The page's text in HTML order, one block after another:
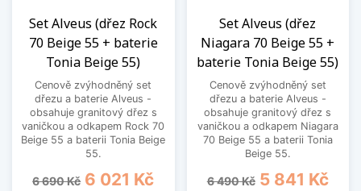
Set Alveus (dřez Rock
70 Beige 55 + baterie
Tonia Beige 55)
Cenově zvýhodněný set
dřezu a baterie Alveus -
obsahuje granitový dřez s
vaničkou a odkapem Rock 70
Beige 55 a baterii Tonia Beige
55.
Běžná cena
6 690 Kč Cena
6 021 Kč
Set Alveus (dřez
Niagara 70 Beige 55 +
baterie Tonia Beige 55)
Cenově zvýhodněný set
dřezu a baterie Alveus -
obsahuje granitový dřez s
vaničkou a odkapem Niagara
70 Beige 55 a baterii Tonia
Beige 55.
Běžná cena
6 490 Kč Cena
5 841 Kč